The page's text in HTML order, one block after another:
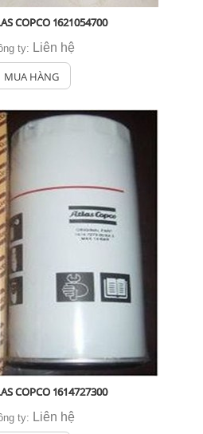
COPCO 1621054700
ty: Liên hệ
MUA HÀNG
COPCO 1614727300
ty: Liên hệ